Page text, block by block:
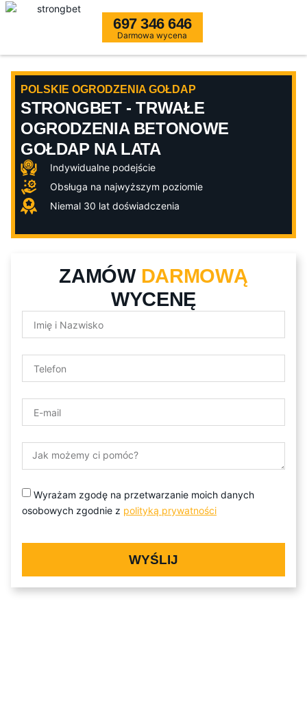
697 346 646
Darmowa wycena
POLSKIE OGRODZENIA GOŁDAP
STRONGBET - TRWAŁE
OGRODZENIA BETONOWE
GOŁDAP NA LATA
Indywidualne podejście
Obsługa na najwyższym poziomie
Niemal 30 lat doświadczenia
ZAMÓW DARMOWĄ
WYCENĘ
Wyrażam zgodę na przetwarzanie moich danych
osobowych zgodnie z polityką prywatności
WYŚLIJ